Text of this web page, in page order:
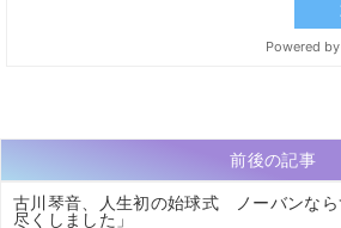
前後の記事
古川琴音、人生初の始球式 ノーバンなら
尽くしました」